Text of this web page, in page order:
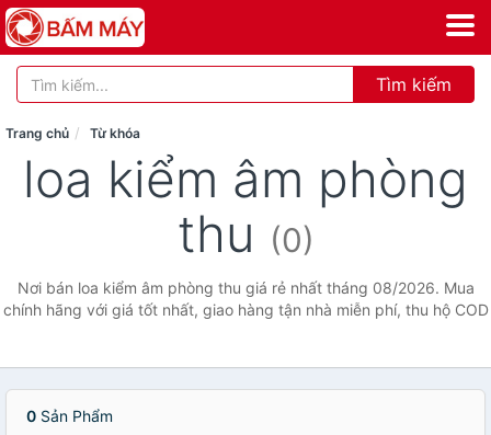
Tìm kiếm
Trang chủ Từ khóa
loa kiểm âm phòng
thu (0)
Nơi bán loa kiểm âm phòng thu giá rẻ nhất tháng 08/2026. Mua
chính hãng với giá tốt nhất, giao hàng tận nhà miễn phí, thu hộ COD
0 Sản Phẩm